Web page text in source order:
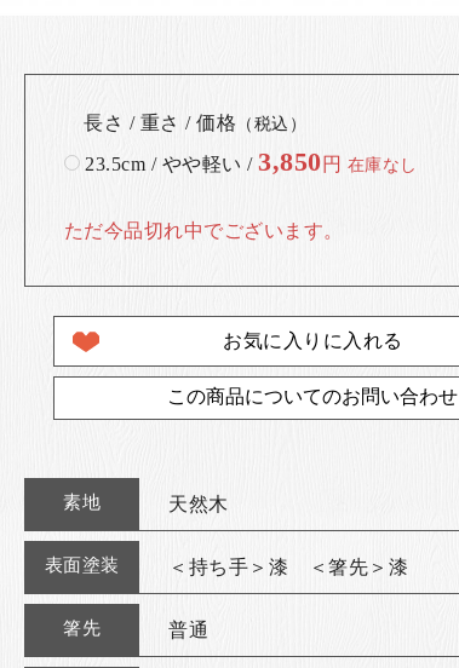
長さ / 重さ / 価格 （税込）
23.5cm / やや軽い /3,850 円 在庫なし
ただ今品切れ中でございます。
お気に入りに入れる
この商品についてのお問い合わせ
素地 天然木
表面塗装 ＜持ち手＞漆 ＜箸先＞漆
箸先 普通